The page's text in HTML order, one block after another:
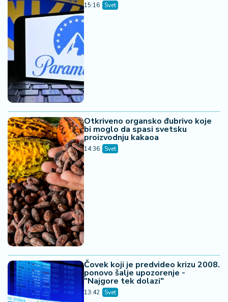
15:16 Svet
Otkriveno organsko đubrivo koje
bi moglo da spasi svetsku
proizvodnju kakaoa
14:36 Svet
Čovek koji je predvideo krizu 2008.
ponovo šalje upozorenje -
"Najgore tek dolazi"
13:42 Svet